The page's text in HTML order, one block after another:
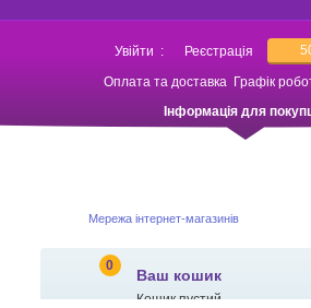
Увійти : Реєстрація
Оплата та доставка Графік
Інформація для
Мережа інтернет-магазинів
0
Ваш кошик
Кошик пустий